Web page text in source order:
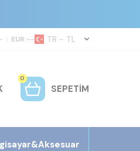
| EUR:-- TR − TL
0
SEPETIM